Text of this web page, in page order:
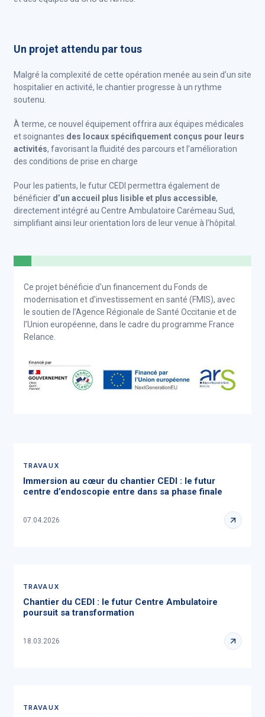
Un projet attendu par tous
Malgré la complexité de cette opération menée au sein d’un site
hospitalier en activité, le chantier progresse à un rythme
soutenu.
À terme, ce nouvel équipement offrira aux équipes médicales
et soignantes des locaux spécifiquement conçus pour leurs
activités, favorisant la fluidité des parcours et l’amélioration
des conditions de prise en charge
Pour les patients, le futur CEDI permettra également de
bénéficier d’un accueil plus lisible et plus accessible,
directement intégré au Centre Ambulatoire Carémeau Sud,
simplifiant ainsi leur orientation lors de leur venue à l’hôpital.
Ce projet bénéficie d'un financement du Fonds de
modernisation et d’investissement en santé (FMIS), avec
le soutien de l’Agence Régionale de Santé Occitanie et de
l’Union européenne, dans le cadre du programme France
Relance.
TRAVAUX
Immersion au cœur du chantier CEDI : le futur
centre d’endoscopie entre dans sa phase finale
07.04.2026
TRAVAUX
Chantier du CEDI : le futur Centre Ambulatoire
poursuit sa transformation
18.03.2026
TRAVAUX